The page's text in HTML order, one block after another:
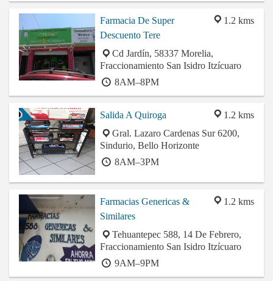
1.2 kms
Farmacia De Super
Descuento Tere
Cd Jardín, 58337 Morelia,
Fraccionamiento San Isidro Itzícuaro
8AM–8PM
1.2 kms
Salida A Quiroga
Gral. Lazaro Cardenas Sur 6200,
Sindurio, Bello Horizonte
8AM–3PM
1.2 kms
Farmacias Genericas &
Similares
Tehuantepec 588, 14 De Febrero,
Fraccionamiento San Isidro Itzícuaro
9AM–9PM